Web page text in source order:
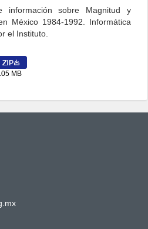
información sobre Magnitud y
México 1984-1992. Informática
el Instituto.
MB